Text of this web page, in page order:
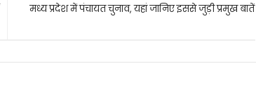
मध्य प्रदेश में पंचायत चुनाव, यहां जानिए इससे जुड़ी प्रमुख बातें